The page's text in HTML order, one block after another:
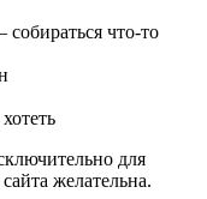
собираться что-то
для
желательна.